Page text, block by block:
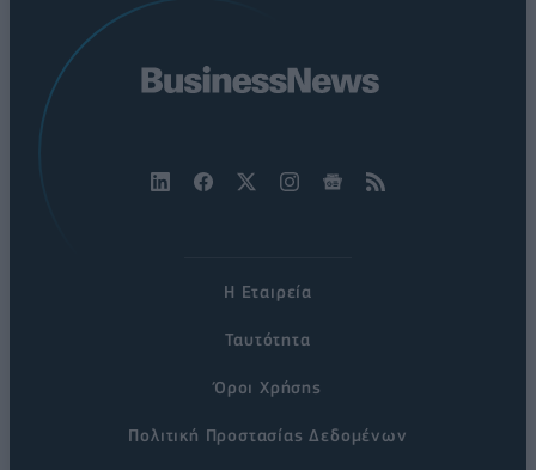
Η Εταιρεία
Ταυτότητα
Όροι Χρήσης
Πολιτική Προστασίας Δεδομένων